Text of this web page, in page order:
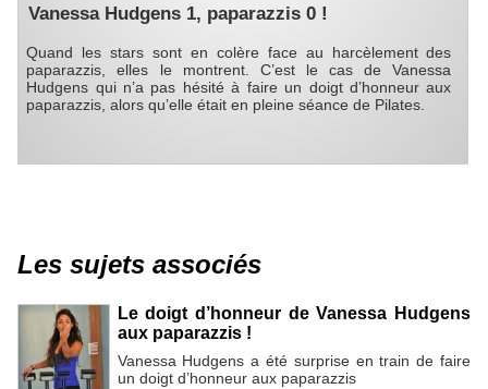
Vanessa Hudgens 1, paparazzis 0 !
Quand les stars sont en colère face au harcèlement des
paparazzis, elles le montrent. C’est le cas de Vanessa
Hudgens qui n’a pas hésité à faire un doigt d’honneur aux
paparazzis, alors qu’elle était en pleine séance de Pilates.
Les sujets associés
Le doigt d’honneur de Vanessa Hudgens
aux paparazzis !
Vanessa Hudgens a été surprise en train de faire
un doigt d’honneur aux paparazzis